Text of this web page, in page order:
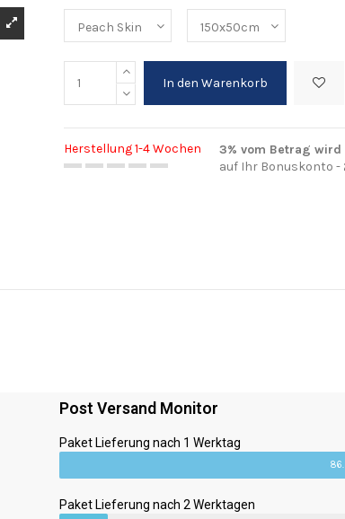
In den Warenkorb
Herstellung 1-4 Wochen
3% vom Betrag
auf Ihr Bonuskonto -
Post Versand Monitor
Paket Lieferung nach 1 Werktag
Paket Lieferung nach 2 Werktagen